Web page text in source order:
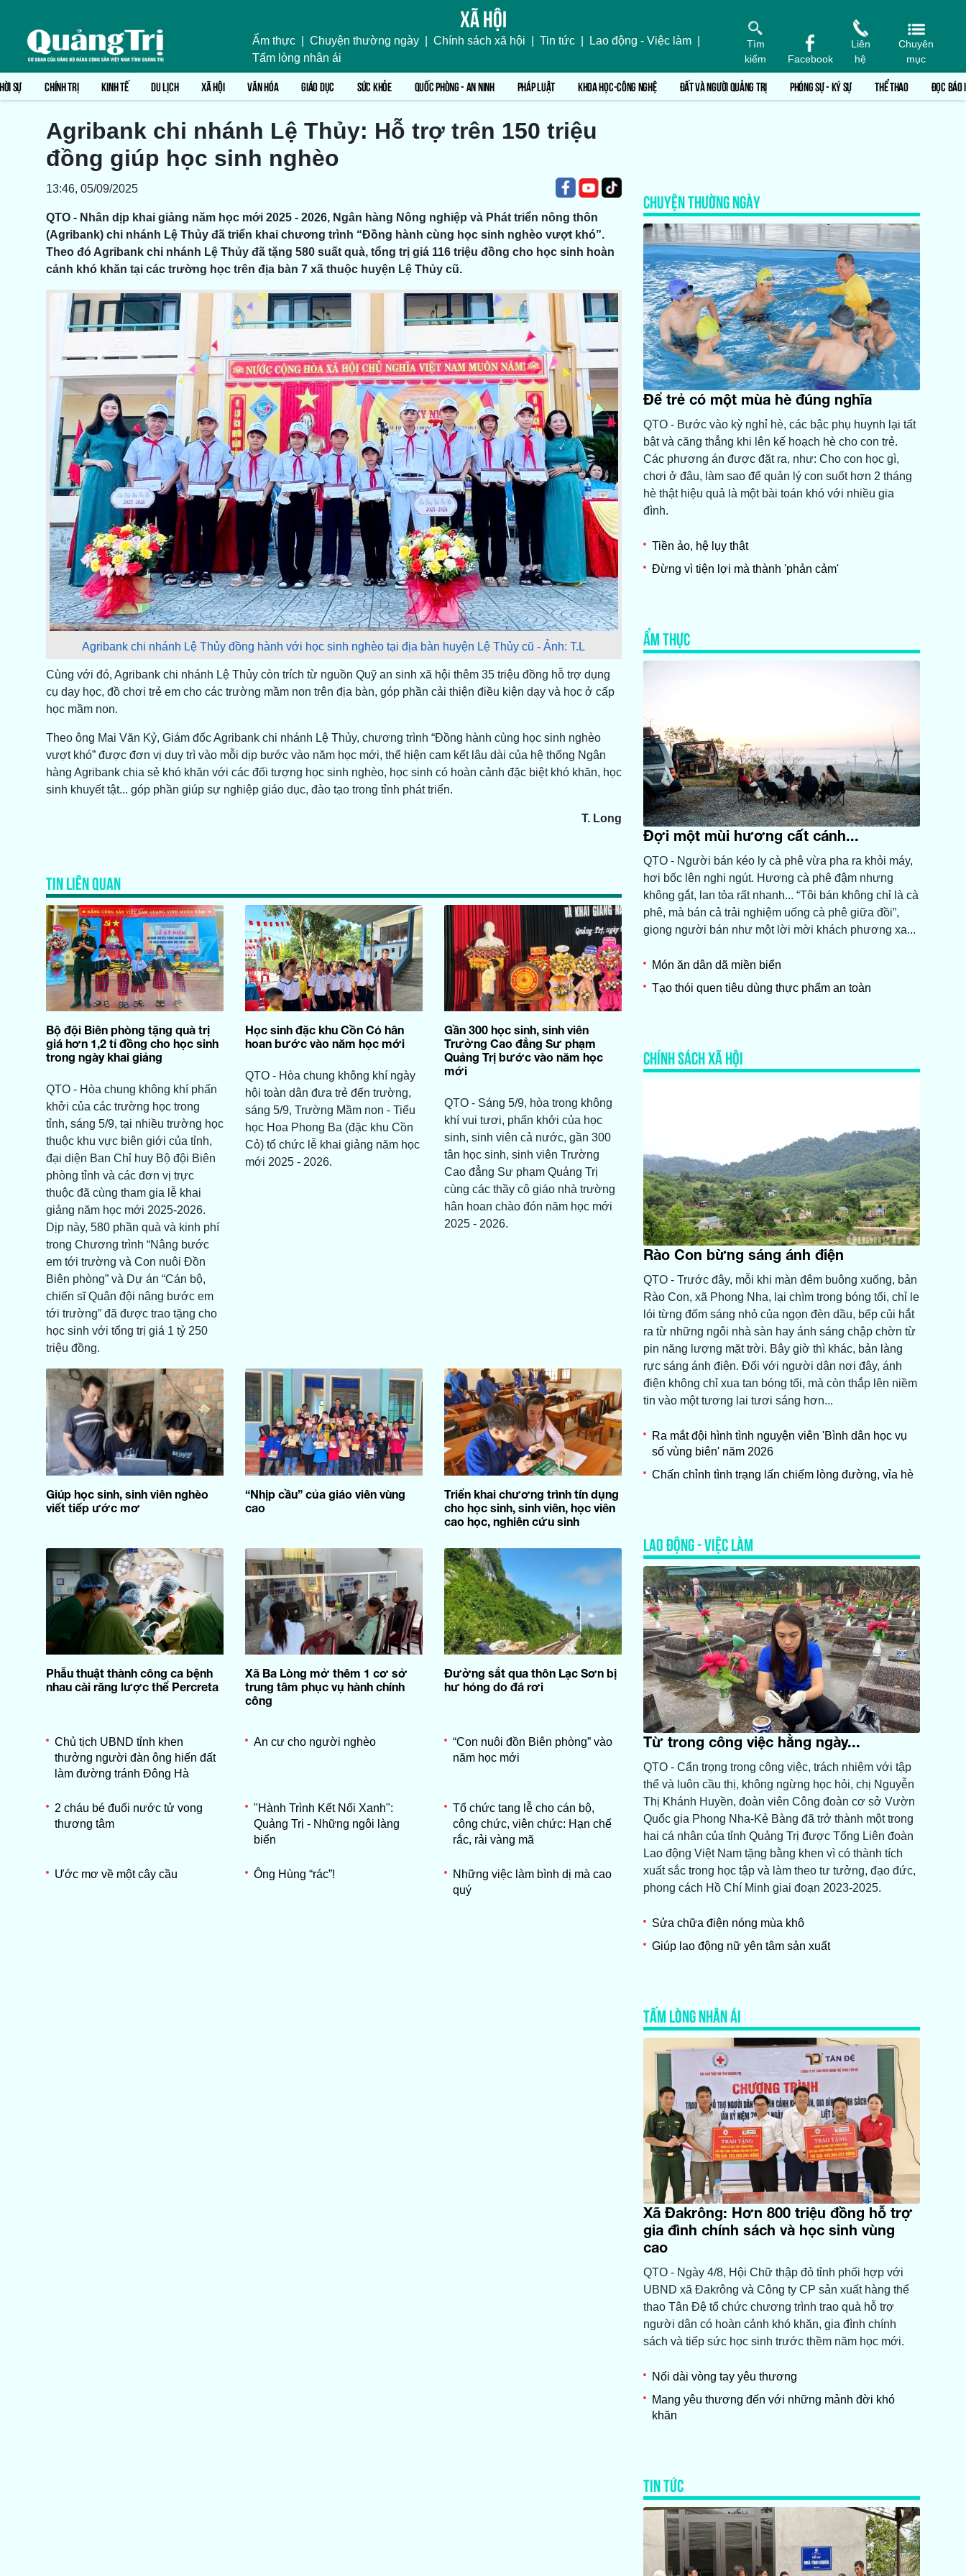
Xã hội
Ẩm thực Chuyện thường ngày Chính sách xã hội Tin tức Lao động - Việc làm
Tấm lòng nhân ái
Tìm
kiếm
Facebook
Liên
hệ
Chuyên
mục
SỰ CHÍNH TRỊ KINH TẾ DU LỊCH XÃ HỘI VĂN HÓA GIÁO DỤC SỨC KHỎE QUỐC PHÒNG - AN NINH PHÁP LUẬT KHOA HỌC-CÔNG NGHỆ ĐẤT VÀ NGƯỜI QUẢNG TRỊ PHÓNG SỰ - KÝ SỰ THỂ THAO ĐỌC BÁO
Agribank chi nhánh Lệ Thủy: Hỗ trợ trên 150 triệu
đồng giúp học sinh nghèo
13:46, 05/09/2025
QTO - Nhân dịp khai giảng năm học mới 2025 - 2026, Ngân hàng Nông nghiệp và Phát triển nông thôn
(Agribank) chi nhánh Lệ Thủy đã triển khai chương trình “Đồng hành cùng học sinh nghèo vượt khó”.
Theo đó Agribank chi nhánh Lệ Thủy đã tặng 580 suất quà, tổng trị giá 116 triệu đồng cho học sinh hoàn
cảnh khó khăn tại các trường học trên địa bàn 7 xã thuộc huyện Lệ Thủy cũ.
Agribank chi nhánh Lệ Thủy đồng hành với học sinh nghèo tại địa bàn huyện Lệ Thủy cũ - Ảnh: T.L
Cùng với đó, Agribank chi nhánh Lệ Thủy còn trích từ nguồn Quỹ an sinh xã hội thêm 35 triệu đồng hỗ trợ dụng
cụ dạy học, đồ chơi trẻ em cho các trường mầm non trên địa bàn, góp phần cải thiện điều kiện dạy và học ở cấp
học mầm non.
Theo ông Mai Văn Kỷ, Giám đốc Agribank chi nhánh Lệ Thủy, chương trình “Đồng hành cùng học sinh nghèo
vượt khó” được đơn vị duy trì vào mỗi dịp bước vào năm học mới, thể hiện cam kết lâu dài của hệ thống Ngân
hàng Agribank chia sẻ khó khăn với các đối tượng học sinh nghèo, học sinh có hoàn cảnh đặc biệt khó khăn, học
sinh khuyết tật... góp phần giúp sự nghiệp giáo dục, đào tạo trong tỉnh phát triển.
T. Long
TIN LIÊN QUAN
Bộ đội Biên phòng tặng quà trị
giá hơn 1,2 tỉ đồng cho học sinh
trong ngày khai giảng
QTO - Hòa chung không khí phấn
khởi của các trường học trong
tỉnh, sáng 5/9, tại nhiều trường học
thuộc khu vực biên giới của tỉnh,
đại diện Ban Chỉ huy Bộ đội Biên
phòng tỉnh và các đơn vị trực
thuộc đã cùng tham gia lễ khai
giảng năm học mới 2025-2026.
Dịp này, 580 phần quà và kinh phí
trong Chương trình “Nâng bước
em tới trường và Con nuôi Đồn
Biên phòng” và Dự án “Cán bộ,
chiến sĩ Quân đội nâng bước em
tới trường” đã được trao tặng cho
học sinh với tổng trị giá 1 tỷ 250
triệu đồng.
Học sinh đặc khu Cồn Cỏ hân
hoan bước vào năm học mới
QTO - Hòa chung không khí ngày
hội toàn dân đưa trẻ đến trường,
sáng 5/9, Trường Mầm non - Tiểu
học Hoa Phong Ba (đặc khu Cồn
Cỏ) tổ chức lễ khai giảng năm học
mới 2025 - 2026.
Gần 300 học sinh, sinh viên
Trường Cao đẳng Sư phạm
Quảng Trị bước vào năm học
mới
QTO - Sáng 5/9, hòa trong không
khí vui tươi, phấn khởi của học
sinh, sinh viên cả nước, gần 300
tân học sinh, sinh viên Trường
Cao đẳng Sư phạm Quảng Trị
cùng các thầy cô giáo nhà trường
hân hoan chào đón năm học mới
2025 - 2026.
Giúp học sinh, sinh viên nghèo
viết tiếp ước mơ
“Nhịp cầu” của giáo viên vùng
cao
Triển khai chương trình tín dụng
cho học sinh, sinh viên, học viên
cao học, nghiên cứu sinh
Phẫu thuật thành công ca bệnh
nhau cài răng lược thể Percreta
Xã Ba Lòng mở thêm 1 cơ sở
trung tâm phục vụ hành chính
công
Đường sắt qua thôn Lạc Sơn bị
hư hỏng do đá rơi
Chủ tịch UBND tỉnh khen
thưởng người đàn ông hiến đất
làm đường tránh Đông Hà
An cư cho người nghèo
“Con nuôi đồn Biên phòng” vào
năm học mới
2 cháu bé đuối nước tử vong
thương tâm
"Hành Trình Kết Nối Xanh":
Quảng Trị - Những ngôi làng
biển
Tổ chức tang lễ cho cán bộ,
công chức, viên chức: Hạn chế
rắc, rải vàng mã
Ước mơ về một cây cầu Ông Hùng “rác”!
Những việc làm bình dị mà cao
quý
CHUYỆN THƯỜNG NGÀY
Để trẻ có một mùa hè đúng nghĩa
QTO - Bước vào kỳ nghỉ hè, các bậc phụ huynh lại tất
bật và căng thẳng khi lên kế hoạch hè cho con trẻ.
Các phương án được đặt ra, như: Cho con học gì,
chơi ở đâu, làm sao để quản lý con suốt hơn 2 tháng
hè thật hiệu quả là một bài toán khó với nhiều gia
đình.
Tiền ảo, hệ lụy thật
Đừng vì tiện lợi mà thành 'phản cảm'
ẨM THỰC
Đợi một mùi hương cất cánh...
QTO - Người bán kéo ly cà phê vừa pha ra khỏi máy,
hơi bốc lên nghi ngút. Hương cà phê đậm nhưng
không gắt, lan tỏa rất nhanh... “Tôi bán không chỉ là cà
phê, mà bán cả trải nghiệm uống cà phê giữa đồi”,
giọng người bán như một lời mời khách phương xa...
Món ăn dân dã miền biển
Tạo thói quen tiêu dùng thực phẩm an toàn
CHÍNH SÁCH XÃ HỘI
Rào Con bừng sáng ánh điện
QTO - Trước đây, mỗi khi màn đêm buông xuống, bản
Rào Con, xã Phong Nha, lại chìm trong bóng tối, chỉ le
lói từng đốm sáng nhỏ của ngọn đèn dầu, bếp củi hắt
ra từ những ngôi nhà sàn hay ánh sáng chập chờn từ
pin năng lượng mặt trời. Bây giờ thì khác, bản làng
rực sáng ánh điện. Đối với người dân nơi đây, ánh
điện không chỉ xua tan bóng tối, mà còn thắp lên niềm
tin vào một tương lai tươi sáng hơn...
Ra mắt đội hình tình nguyện viên 'Bình dân học vụ
số vùng biên' năm 2026
Chấn chỉnh tình trạng lấn chiếm lòng đường, vỉa hè
LAO ĐỘNG - VIỆC LÀM
Từ trong công việc hằng ngày...
QTO - Cẩn trọng trong công việc, trách nhiệm với tập
thể và luôn cầu thị, không ngừng học hỏi, chị Nguyễn
Thị Khánh Huyền, đoàn viên Công đoàn cơ sở Vườn
Quốc gia Phong Nha-Kẻ Bàng đã trở thành một trong
hai cá nhân của tỉnh Quảng Trị được Tổng Liên đoàn
Lao động Việt Nam tặng bằng khen vì có thành tích
xuất sắc trong học tập và làm theo tư tưởng, đạo đức,
phong cách Hồ Chí Minh giai đoạn 2023-2025.
Sửa chữa điện nóng mùa khô
Giúp lao động nữ yên tâm sản xuất
TẤM LÒNG NHÂN ÁI
Xã Đakrông: Hơn 800 triệu đồng hỗ trợ
gia đình chính sách và học sinh vùng
cao
QTO - Ngày 4/8, Hội Chữ thập đỏ tỉnh phối hợp với
UBND xã Đakrông và Công ty CP sản xuất hàng thể
thao Tân Đệ tổ chức chương trình trao quà hỗ trợ
người dân có hoàn cảnh khó khăn, gia đình chính
sách và tiếp sức học sinh trước thềm năm học mới.
Nối dài vòng tay yêu thương
Mang yêu thương đến với những mảnh đời khó
khăn
TIN TỨC